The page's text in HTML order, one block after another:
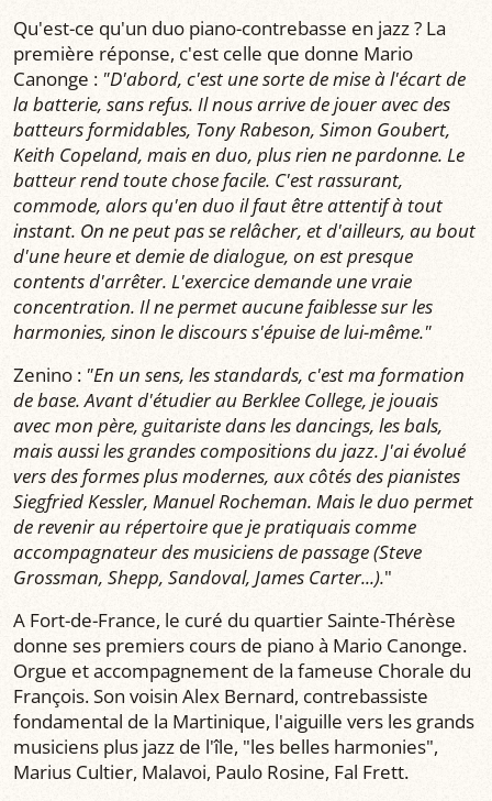
Qu'est-ce qu'un duo piano-contrebasse en jazz ? La
première réponse, c'est celle que donne Mario
Canonge : "D'abord, c'est une sorte de mise à l'écart de
la batterie, sans refus. Il nous arrive de jouer avec des
batteurs formidables, Tony Rabeson, Simon Goubert,
Keith Copeland, mais en duo, plus rien ne pardonne. Le
batteur rend toute chose facile. C'est rassurant,
commode, alors qu'en duo il faut être attentif à tout
instant. On ne peut pas se relâcher, et d'ailleurs, au bout
d'une heure et demie de dialogue, on est presque
contents d'arrêter. L'exercice demande une vraie
concentration. Il ne permet aucune faiblesse sur les
harmonies, sinon le discours s'épuise de lui-même."
Zenino : "En un sens, les standards, c'est ma formation
de base. Avant d'étudier au Berklee College, je jouais
avec mon père, guitariste dans les dancings, les bals,
mais aussi les grandes compositions du jazz. J'ai évolué
vers des formes plus modernes, aux côtés des pianistes
Siegfried Kessler, Manuel Rocheman. Mais le duo permet
de revenir au répertoire que je pratiquais comme
accompagnateur des musiciens de passage (Steve
Grossman, Shepp, Sandoval, James Carter...)."
A Fort-de-France, le curé du quartier Sainte-Thérèse
donne ses premiers cours de piano à Mario Canonge.
Orgue et accompagnement de la fameuse Chorale du
François. Son voisin Alex Bernard, contrebassiste
fondamental de la Martinique, l'aiguille vers les grands
musiciens plus jazz de l'île, "les belles harmonies",
Marius Cultier, Malavoi, Paulo Rosine, Fal Frett.